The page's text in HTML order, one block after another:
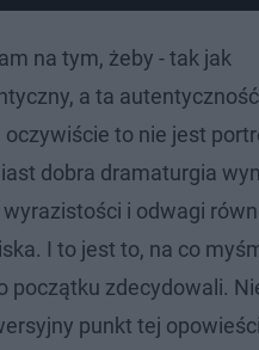
na tym, żeby - tak jak
a ta
to nie jest
dobra dramaturgia
i odwagi
I to jest to, na co
początku zdecydowali.
punkt tej